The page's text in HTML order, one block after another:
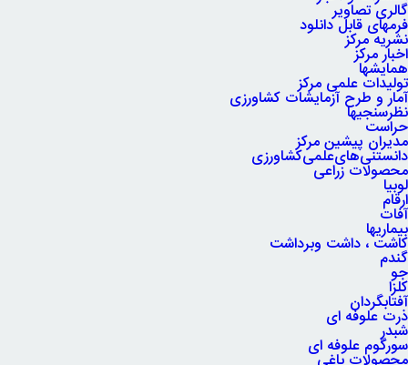
گالری تصاویر
فرمهای قابل دانلود
نشریه مرکز
اخبار مرکز
همایشها
تولیدات علمی مرکز
آمار و طرح آزمایشات کشاورزی
نظرسنجیها
حراست
مدیران پیشین مرکز
دانستنی‌های‌علمی‌کشاورزی
محصولات زراعی
لوبیا
ارقام
آفات
بیماریها
کاشت ، داشت وبرداشت
گندم
جو
کلزا
آفتابگردان
ذرت علوفه ای
شبدر
سورگوم علوفه ای